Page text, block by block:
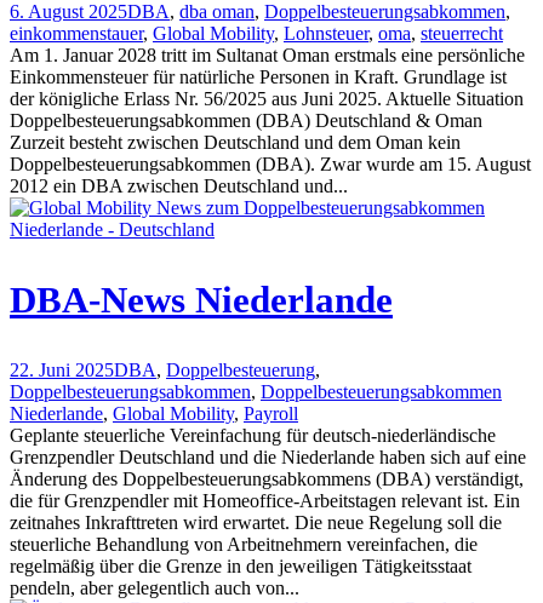
6. August 2025DBA, dba oman, Doppelbesteuerungsabkommen,
einkommenstauer, Global Mobility, Lohnsteuer, oma, steuerrecht
Am 1. Januar 2028 tritt im Sultanat Oman erstmals eine persönliche
Einkommensteuer für natürliche Personen in Kraft. Grundlage ist
der königliche Erlass Nr. 56/2025 aus Juni 2025. Aktuelle Situation
Doppelbesteuerungsabkommen (DBA) Deutschland & Oman
Zurzeit besteht zwischen Deutschland und dem Oman kein
Doppelbesteuerungsabkommen (DBA). Zwar wurde am 15. August
2012 ein DBA zwischen Deutschland und...
DBA-News Niederlande
22. Juni 2025DBA, Doppelbesteuerung,
Doppelbesteuerungsabkommen, Doppelbesteuerungsabkommen
Niederlande, Global Mobility, Payroll
Geplante steuerliche Vereinfachung für deutsch-niederländische
Grenzpendler Deutschland und die Niederlande haben sich auf eine
Änderung des Doppelbesteuerungsabkommens (DBA) verständigt,
die für Grenzpendler mit Homeoffice-Arbeitstagen relevant ist. Ein
zeitnahes Inkrafttreten wird erwartet. Die neue Regelung soll die
steuerliche Behandlung von Arbeitnehmern vereinfachen, die
regelmäßig über die Grenze in den jeweiligen Tätigkeitsstaat
pendeln, aber gelegentlich auch von...